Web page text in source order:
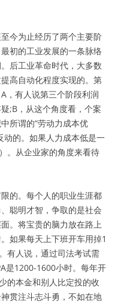
今为止经历了两个主要阶
初的工业发展的一条脉络
后工业革命时代，大多数
高自动化程度实现的。第
，有人说第三个阶段利润
;B，从这个角度看，个案
所谓的“劳动力成本优
动的。如果人力成本低是一
。从企业家的角度来看待
的。每个人的职业生涯都
聪明才智，争取的是社会
。将宝贵的脑力放在路上
如果每天上下班开车用掉1
有人说，通过司法考试需
是1200-1600小时。每年开
的本金和别人比定投的收
贯注斗志斗勇，不如在地